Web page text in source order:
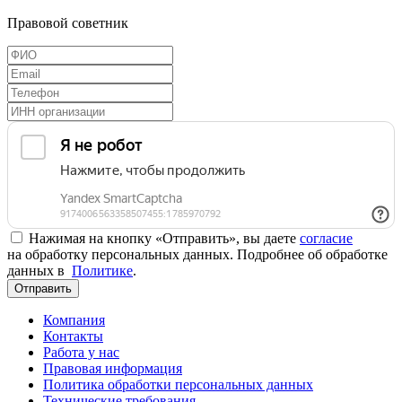
Правовой советник
Нажимая на кнопку «Отправить», вы даете согласие
на обработку персональных данных. Подробнее об обработке
данных в Политике.
Отправить
Компания
Контакты
Работа у нас
Правовая информация
Политика обработки персональных данных